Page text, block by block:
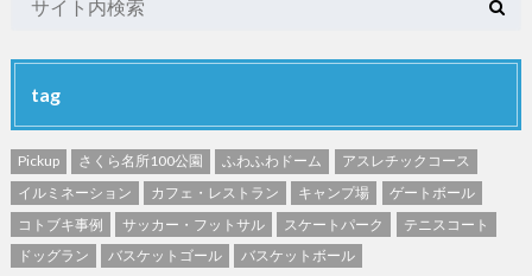
tag
Pickup さくら名所100公園 ふわふわドーム
アスレチックコース
イルミネーション
カフェ・レストラン キャンプ場
ゲートボール
コトブキ事例
サッカー・フットサル スケートパーク
テニスコート
ドッグラン
バスケットゴール バスケットボール